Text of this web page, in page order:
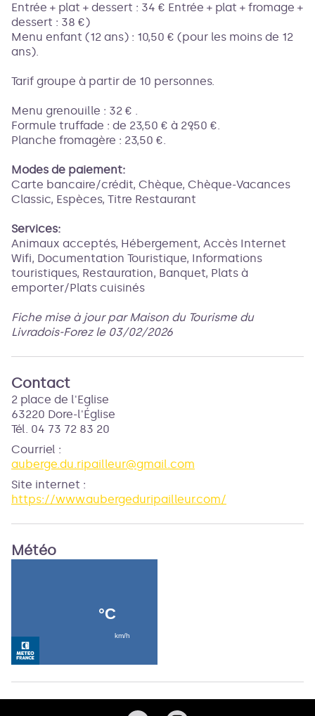
Entrée + plat + dessert : 34 € Entrée + plat + fromage +
dessert : 38 €)
Menu enfant (12 ans) : 10,50 € (pour les moins de 12
ans).
Tarif groupe à partir de 10 personnes.
Menu grenouille : 32 € .
Formule truffade : de 23,50 € à 29,50 €.
Planche fromagère : 23,50 €.
Modes de paiement:
Carte bancaire/crédit, Chèque, Chèque-Vacances
Classic, Espèces, Titre Restaurant
Services:
Animaux acceptés, Hébergement, Accès Internet
Wifi, Documentation Touristique, Informations
touristiques, Restauration, Banquet, Plats à
emporter/Plats cuisinés
Fiche mise à jour par Maison du Tourisme du
Livradois-Forez le 03/02/2026
Contact
2 place de l'Eglise
63220 Dore-l'Église
Tél. 04 73 72 83 20
Courriel :
auberge.du.ripailleur@gmail.com
Site internet :
https://www.aubergeduripailleur.com/
Météo